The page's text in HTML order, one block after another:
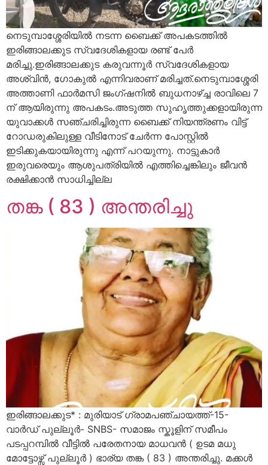
നെടുമ്പാശ്ശേരിയിൽ നടന്ന ബൈക്ക് അപകടത്തിൽ
ഇരിങ്ങാലക്കുട സ്വദേശികളായ രണ്ട് പേർ
മരിച്ചു.ഇരിങ്ങാലക്കുട കരുവന്നൂർ സ്വദേശികളായ
അശ്വിൻ, ഗോകുൽ എന്നിവരാണ് മരിച്ചത്.നെടുമ്പാശ്ശേരി
അത്താണി ഫാർമസി ജംഗ്ഷനിൽ ബുധനാഴ്ച്ച രാവിലെ 7
ന് ആയിരുന്നു അപകടം.അടുത്ത സുഹൃത്തുക്കളായിരുന്ന
യുവാക്കൾ സഞ്ചരിച്ചിരുന്ന ബൈക്ക് നിയന്ത്രണം വിട്ട്
റോഡരുകിലുള്ള വീടിനോട് ചേർന്ന പോസ്റ്റിൽ
ഇടിക്കുകയായിരുന്നു എന്ന് പറയുന്നു. നാട്ടുകാർ
ഇരുവരെയും ആശുപത്രിയിൽ എത്തിച്ചെങ്കിലും ജീവൻ
രക്ഷിക്കാൻ സാധിച്ചില്ല
തങ്ക ( 83 ) അന്തരിച്ചു
ഇരിങ്ങാലക്കുട* : മുരിയാട് ഗ്രാമപഞ്ചായത്ത്-15-
വാർഡ് പുല്ലൂർ- SNBS- സമാജം സ്കൂളിന് സമീപം
പടപ്പറമ്പിൽ വീട്ടിൽ പരേതനായ മാധവൻ ( ഉടമ മധു
മോട്ടോഴ്സ് പുല്ലൂർ ) ഭാര്യ തങ്ക ( 83 ) അന്തരിച്ചു. മക്കൾ